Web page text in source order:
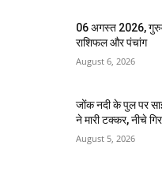
06 अगस्त 2026,
राशिफल और पंचांग
August 6, 2026
जोंक नदी के पुल पर
ने मारी टक्कर, नीचे
August 5, 2026